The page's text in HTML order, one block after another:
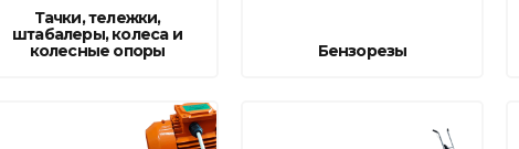
Тачки, тележки,
штабалеры, колеса и
колесные опоры
Бензорезы